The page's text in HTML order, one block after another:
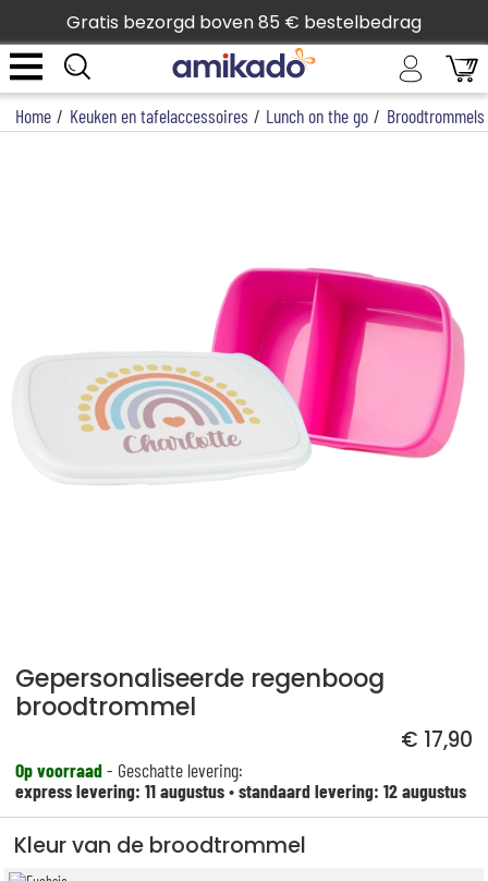
Gratis bezorgd boven 85 € bestelbedrag
Home / Keuken en tafelaccessoires / Lunch on the go / Broodtrommels
Gepersonaliseerde regenboog
broodtrommel
€ 17,90
Op voorraad- Geschatte levering:
express levering: 11 augustus•standaard levering: 12 augustus
Kleur van de broodtrommel